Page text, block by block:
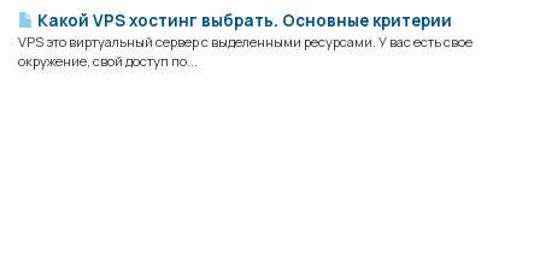
Какой VPS хостинг выбрать. Основные критерии
VPS это виртуальный сервер с выделенными ресурсами. У вас есть свое
окружение, свой доступ по...